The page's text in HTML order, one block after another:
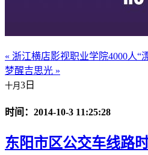
« 浙江横店影视职业学院4000人“
梦醒吉思光 »
十月 3日
时间：2014-10-3 11:25:28
东阳市区公交车线路